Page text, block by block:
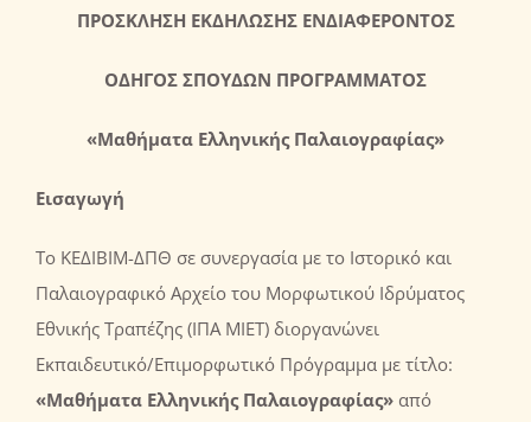
ΠΡΟΣΚΛΗΣΗ ΕΚΔΗΛΩΣΗΣ ΕΝΔΙΑΦΕΡΟΝΤΟΣ
ΟΔΗΓΟΣ ΣΠΟΥΔΩΝ ΠΡΟΓΡΑΜΜΑΤΟΣ
«Μαθήματα Ελληνικής Παλαιογραφίας»
Εισαγωγή
Το ΚΕΔΙΒΙΜ-ΔΠΘ σε συνεργασία με το Ιστορικό και
Παλαιογραφικό Αρχείο του Μορφωτικού Ιδρύματος
Εθνικής Τραπέζης (ΙΠΑ ΜΙΕΤ) διοργανώνει
Εκπαιδευτικό/Επιμορφωτικό Πρόγραμμα με τίτλο:
«Μαθήματα Ελληνικής Παλαιογραφίας» από